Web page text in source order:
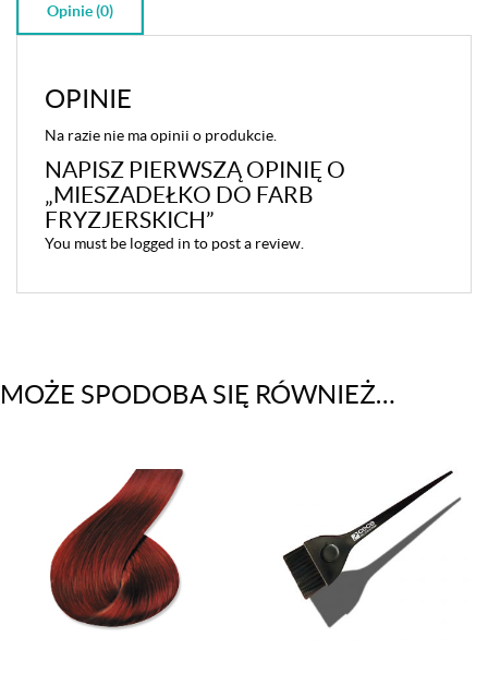
Opinie (0)
OPINIE
Na razie nie ma opinii o produkcie.
NAPISZ PIERWSZĄ OPINIĘ O
„MIESZADEŁKO DO FARB
FRYZJERSKICH”
You must be logged in to post a review.
MOŻE SPODOBA SIĘ RÓWNIEŻ…